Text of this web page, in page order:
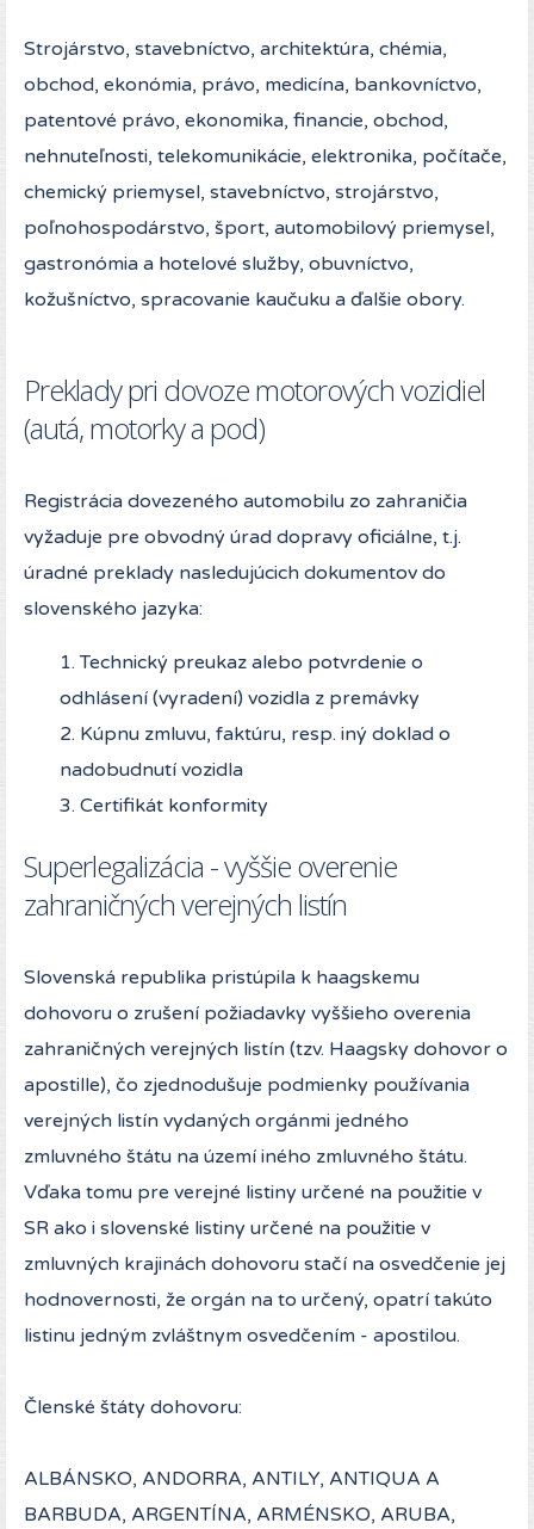
Strojárstvo, stavebníctvo, architektúra, chémia,
obchod, ekonómia, právo, medicína, bankovníctvo,
patentové právo, ekonomika, financie, obchod,
nehnuteľnosti, telekomunikácie, elektronika, počítače,
chemický priemysel, stavebníctvo, strojárstvo,
poľnohospodárstvo, šport, automobilový priemysel,
gastronómia a hotelové služby, obuvníctvo,
kožušníctvo, spracovanie kaučuku a ďalšie obory.
Preklady pri dovoze motorových vozidiel
(autá, motorky a pod)
Registrácia dovezeného automobilu zo zahraničia
vyžaduje pre obvodný úrad dopravy oficiálne, t.j.
úradné preklady nasledujúcich dokumentov do
slovenského jazyka:
1. Technický preukaz alebo potvrdenie o
odhlásení (vyradení) vozidla z premávky
2. Kúpnu zmluvu, faktúru, resp. iný doklad o
nadobudnutí vozidla
3. Certifikát konformity
Superlegalizácia - vyššie overenie
zahraničných verejných listín
Slovenská republika pristúpila k haagskemu
dohovoru o zrušení požiadavky vyššieho overenia
zahraničných verejných listín (tzv. Haagsky dohovor o
apostille), čo zjednodušuje podmienky používania
verejných listín vydaných orgánmi jedného
zmluvného štátu na území iného zmluvného štátu.
Vďaka tomu pre verejné listiny určené na použitie v
SR ako i slovenské listiny určené na použitie v
zmluvných krajinách dohovoru stačí na osvedčenie jej
hodnovernosti, že orgán na to určený, opatrí takúto
listinu jedným zvláštnym osvedčením - apostilou.
Členské štáty dohovoru:
ALBÁNSKO, ANDORRA, ANTILY, ANTIQUA A
BARBUDA, ARGENTÍNA, ARMÉNSKO, ARUBA,